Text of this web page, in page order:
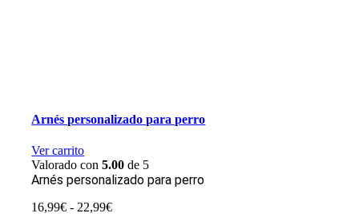
Arnés personalizado para perro
Ver carrito
Valorado con5.00 de 5
Arnés personalizado para perro
16,99€ - 22,99€Rango